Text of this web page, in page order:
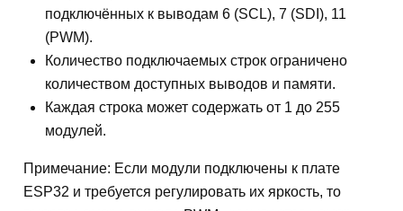
подключённых к выводам 6 (SCL), 7 (SDI), 11
(PWM).
Количество подключаемых строк ограничено
количеством доступных выводов и памяти.
Каждая строка может содержать от 1 до 255
модулей.
Примечание: Если модули подключены к плате
ESP32 и требуется регулировать их яркость, то